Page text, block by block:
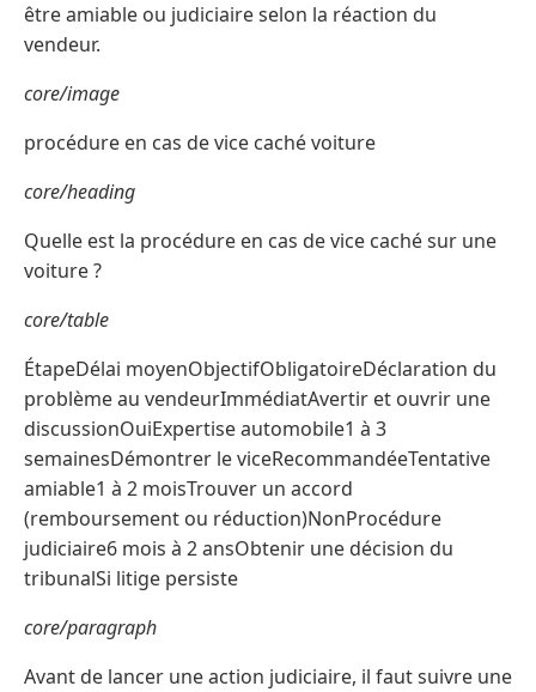
être amiable ou judiciaire selon la réaction du
vendeur.
core/image
procédure en cas de vice caché voiture
core/heading
Quelle est la procédure en cas de vice caché sur une
voiture ?
core/table
ÉtapeDélai moyenObjectifObligatoireDéclaration du
problème au vendeurImmédiatAvertir et ouvrir une
discussionOuiExpertise automobile1 à 3
semainesDémontrer le viceRecommandéeTentative
amiable1 à 2 moisTrouver un accord
(remboursement ou réduction)NonProcédure
judiciaire6 mois à 2 ansObtenir une décision du
tribunalSi litige persiste
core/paragraph
Avant de lancer une action judiciaire, il faut suivre une